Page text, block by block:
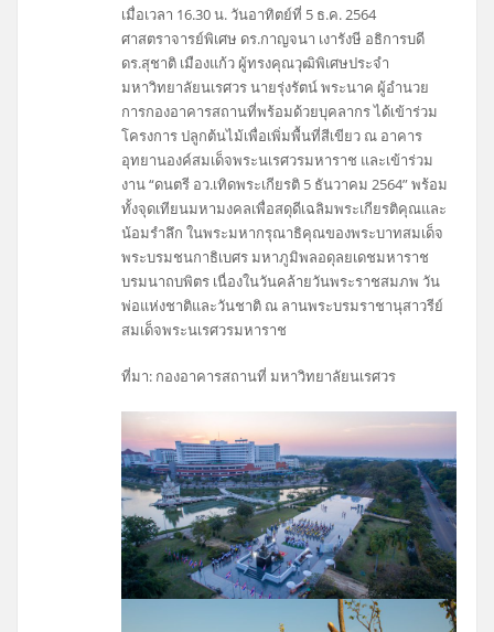
เมื่อเวลา 16.30 น. วันอาทิตย์ที่ 5 ธ.ค. 2564
ศาสตราจารย์พิเศษ ดร.กาญจนา เงารังษี อธิการบดี
ดร.สุชาติ เมืองแก้ว ผู้ทรงคุณวุฒิพิเศษประจำ
มหาวิทยาลัยนเรศวร นายรุ่งรัตน์ พระนาค ผู้อำนวย
การกองอาคารสถานที่พร้อมด้วยบุคลากร ได้เข้าร่วม
โครงการ ปลูกต้นไม้เพื่อเพิ่มพื้นที่สีเขียว ณ อาคาร
อุทยานองค์สมเด็จพระนเรศวรมหาราช และเข้าร่วม
งาน “ดนตรี อว.เทิดพระเกียรติ 5 ธันวาคม 2564” พร้อม
ทั้งจุดเทียนมหามงคลเพื่อสดุดีเฉลิมพระเกียรติคุณและ
น้อมรำลึก ในพระมหากรุณาธิคุณของพระบาทสมเด็จ
พระบรมชนกาธิเบศร มหาภูมิพลอดุลยเดชมหาราช
บรมนาถบพิตร เนื่องในวันคล้ายวันพระราชสมภพ วัน
พ่อแห่งชาติและวันชาติ ณ ลานพระบรมราชานุสาวรีย์
สมเด็จพระนเรศวรมหาราช
ที่มา: กองอาคารสถานที่ มหาวิทยาลัยนเรศวร